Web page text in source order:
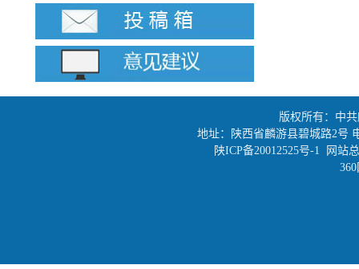
版权所有：中
地址：陕西省麟游县碧城路2号
陕ICP备20012525号-1 网站